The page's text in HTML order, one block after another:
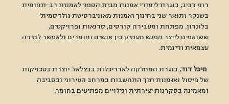
רוני רביב, בוגרת לימודי אמנות מבית הספר לאמנות רב-תחומית
בשנקר ותואר שני בחינוך ואמנות מאוניברסיטת גולדסמית'
בלונדון. מפתחת ומעבירה קורסים, סדנאות ופרויקטים,
ששואפים לייצר מפגש מעמיק בין אנשים וחומרים ולאפשר למידה
עצמאית ודינמית.
בוגרת המחלקה לאדריכלות בבצלאל. יוצרת בטכניקות
של פיסול ואוּמנות תוך התחשבות במרחב העירוני ובסביבה
ומאמינה בסקרנות יצירתית וגילויים מפתיעים בחומר.